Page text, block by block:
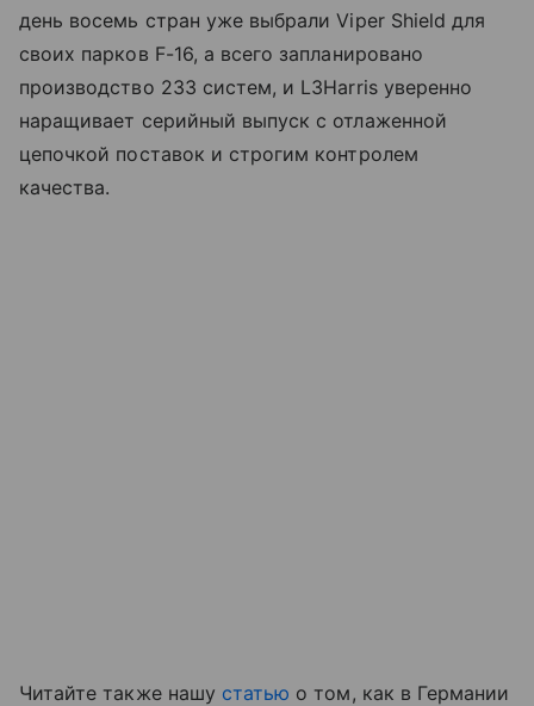
день восемь стран уже выбрали Viper Shield для
своих парков F-16, а всего запланировано
производство 233 систем, и L3Harris уверенно
наращивает серийный выпуск с отлаженной
цепочкой поставок и строгим контролем
качества.
Читайте также нашу статью о том, как в Германии